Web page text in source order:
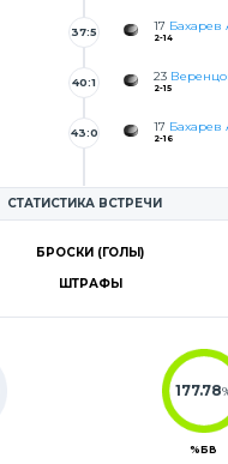
17 Бахарев
2-14
37:5
23
2-15
40:1
17 Бахарев
2-16
43:0
СТАТИСТИКА ВСТРЕЧИ
БРОСКИ (ГОЛЫ)
ШТРАФЫ
177.78
%БВ